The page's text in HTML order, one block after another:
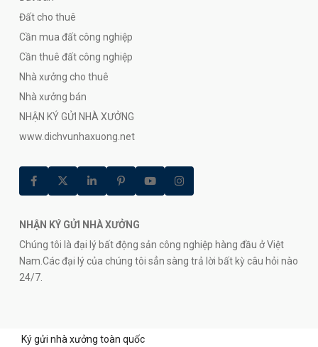
Đất cho thuê
Cần mua đất công nghiệp
Cần thuê đất công nghiệp
Nhà xưởng cho thuê
Nhà xưởng bán
NHẬN KÝ GỬI NHÀ XƯỞNG
www.dichvunhaxuong.net
NHẬN KÝ GỬI NHÀ XƯỞNG
Chúng tôi là đại lý bất động sản công nghiệp hàng đầu ở Việt
Nam.Các đại lý của chúng tôi sẳn sàng trả lời bất kỳ câu hỏi nào
24/7.
Ký gửi nhà xưởng toàn quốc